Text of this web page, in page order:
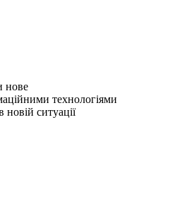
нове
технологіями
новій ситуації